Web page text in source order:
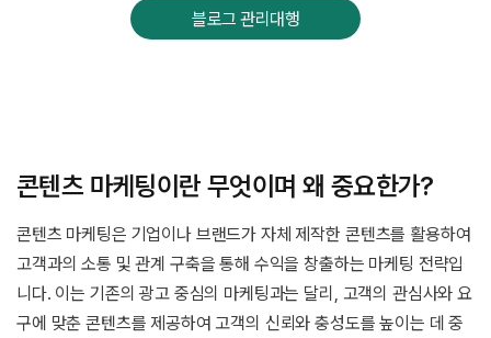
블로그 관리대행
콘텐츠 마케팅이란 무엇이며 왜 중요한가?
콘텐츠 마케팅은 기업이나 브랜드가 자체 제작한 콘텐츠를 활용하여
고객과의 소통 및 관계 구축을 통해 수익을 창출하는 마케팅 전략입
니다. 이는 기존의 광고 중심의 마케팅과는 달리, 고객의 관심사와 요
구에 맞춘 콘텐츠를 제공하여 고객의 신뢰와 충성도를 높이는 데 중